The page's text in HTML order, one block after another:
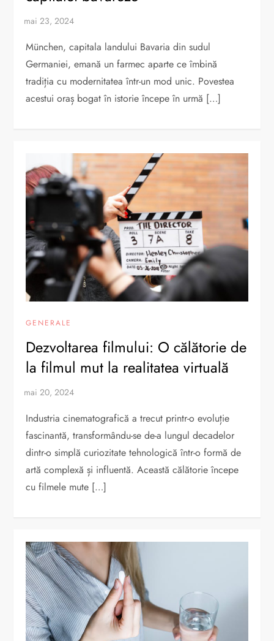
München, capitala landului Bavaria din sudul
Germaniei, emană un farmec aparte ce îmbină
tradiția cu modernitatea într-un mod unic. Povestea
acestui oraș bogat în istorie începe în urmă […]
GENERALE
Dezvoltarea filmului: O călătorie de
la filmul mut la realitatea virtuală
Industria cinematografică a trecut printr-o evoluție
fascinantă, transformându-se de-a lungul decadelor
dintr-o simplă curiozitate tehnologică într-o formă de
artă complexă și influentă. Această călătorie începe
cu filmele mute […]